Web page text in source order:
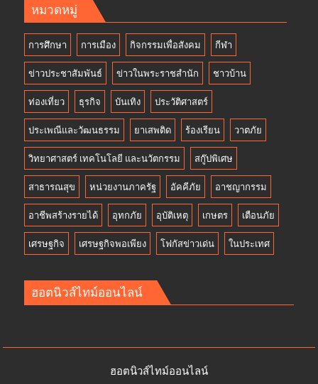
หมวดหมู่
การศึกษา การเมือง กิจกรรมเพื่อสังคม กีฬา
ข่าวประชาสัมพันธ์ ข่าวในพระราชสำนัก ชาวบ้าน
ท่องเที่ยว ธุรกิจ บันเทิง ประวัติศาสตร์
ประเพณีและวัฒนธรรม ยาเสพติด ร้องเรียน วาตภัย
วิทยาศาสตร์ เทคโนโลยี และนวัตกรรม สกู๊ปพิเศษ
สาธารณสุข หน่วยงานภาครัฐ อัคคีภัย อาชญากรรม
อาชีพสร้างรายได้ อุทกภัย อุบัติเหตุ เกษตร เตือนภัย
เศรษฐกิจ เศรษฐกิจพอเพียง โฟกัสข่าวเด่น ในประเทศ
ฮอตนิวส์ไทม์ออนไลน์
ฮอตนิวส์ไทม์ออนไลน์